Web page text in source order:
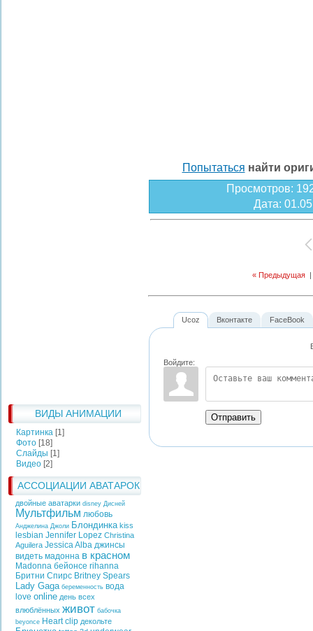
ВИДЫ АНИМАЦИИ
Картинка [1]
Фото [18]
Слайды [1]
Видео [2]
АССОЦИАЦИИ АВАТАРОК
двойные аватарки disney Дисней
Мультфильм любовь
Анджелина Джоли Блондинка kiss
lesbian Jennifer Lopez Christina
Aguilera Jessica Alba джинсы
видеть мадонна в красном
Madonna бейонсе rihanna
Бритни Спирс Britney Spears
Lady Gaga беременность вода
love online день всех
влюблённых живот бабочка
beyonce Heart clip декольте
Попытаться найти
Просмотров:
Дата:
« Предыдущая|
Ucoz
Войдите:
Отправить
Вконтакте FaceBook